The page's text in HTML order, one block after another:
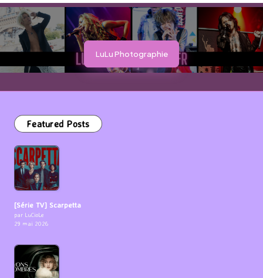
LuLu Photographie
Featured Posts
[Série TV] Scarpetta
par LuCioLe
29 mai 2026